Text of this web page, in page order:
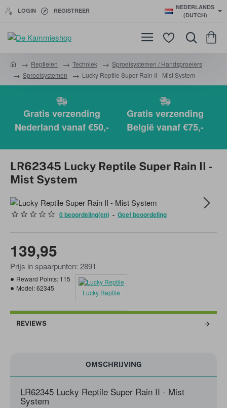
LOGIN REGISTREER
NEDERLANDS
(DUTCH)
Reptielen Techniek
Sproeisystemen / Handsproeiers
Sproeisystemen
Lucky Reptile Super Rain II - Mist System
Gratis verzending
Nederland vanaf €50,-
Gratis verzending
België vanaf €75,-
LR62345 Lucky Reptile Super Rain II -
Mist System
0 beoordeling(en) - Geef beoordeling
139,95
Prijs in spaarpunten: 2891
Reward Points: 115
Model:62345
Lucky Reptile
REVIEWS
OMSCHRIJVING
LR62345 Lucky Reptile Super Rain II - Mist
System